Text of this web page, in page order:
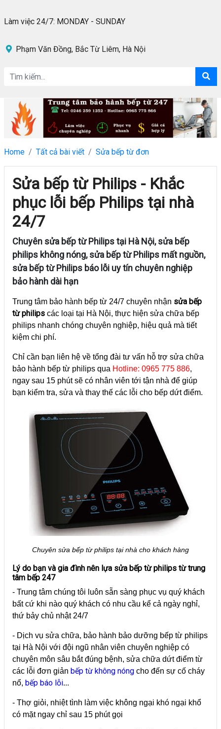
Làm việc 24/7: MONDAY - SUNDAY
Phạm Văn Đồng, Bắc Từ Liêm, Hà Nội
Home Tất cả bài viết Sửa bếp từ đơn
Sửa bếp từ Philips - Khắc
phục lỗi bếp Philips tại nhà
24/7
Chuyên sửa bếp từ Philips tại Hà Nội, sửa bếp
philips không nóng, sửa bếp từ Philips mất nguồn,
sửa bếp từ Philips báo lỗi uy tín chuyên nghiệp
bảo hành dài hạn
Trung tâm bảo hành bếp từ 24/7 chuyên nhận sửa bếp
từ philips các loại tại Hà Nội, thực hiện sửa chữa bếp
philips nhanh chóng chuyên nghiệp, hiệu quả mà tiết
kiệm chi phí.
Chỉ cần bạn liên hệ về tổng đài tư vấn hỗ trợ sửa chữa
bảo hành bếp từ philips qua Hotline: 0965 775 886,
ngay sau 15 phút sẽ có nhân viên tới tận nhà để giúp
bạn kiểm tra, sửa và thay thế các lỗi cho bếp dứt điểm.
Chuyên sửa bếp từ philips tại nhà cho khách hàng
Lý do bạn và gia đình nên lựa sửa bếp từ philips từ trung
tâm bếp 247
- Trung tâm chúng tôi luôn sẵn sàng phục vụ quý khách
bất cứ khi nào quý khách có nhu cầu kể cả ngày nghỉ,
thứ bảy chủ nhật 24/7
- Dịch vụ sửa chữa, bảo hành bảo dưỡng bếp từ philips
tại Hà Nội với đội ngũ nhân viên chuyên nghiệp có
chuyên môn sâu bắt đúng bệnh, sửa chữa dứt điểm từ
các lỗi đơn giản bếp từ không nóng cho đến sự cố cháy
nổ, bếp báo lỗi...
- Thợ giỏi, nhiệt tình làm việc không ngại khó ngại khổ
có mặt ngay chỉ sau 15 phút gọi